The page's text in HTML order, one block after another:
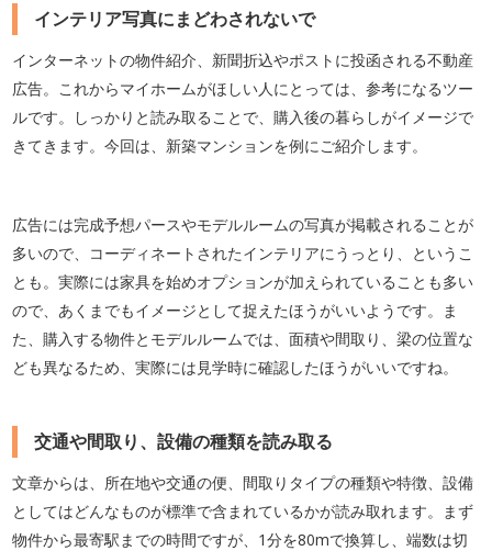
インテリア写真にまどわされないで
インターネットの物件紹介、新聞折込やポストに投函される不動産
広告。これからマイホームがほしい人にとっては、参考になるツー
ルです。しっかりと読み取ることで、購入後の暮らしがイメージで
きてきます。今回は、新築マンションを例にご紹介します。
広告には完成予想パースやモデルルームの写真が掲載されることが
多いので、コーディネートされたインテリアにうっとり、というこ
とも。実際には家具を始めオプションが加えられていることも多い
ので、あくまでもイメージとして捉えたほうがいいようです。ま
た、購入する物件とモデルルームでは、面積や間取り、梁の位置な
ども異なるため、実際には見学時に確認したほうがいいですね。
交通や間取り、設備の種類を読み取る
文章からは、所在地や交通の便、間取りタイプの種類や特徴、設備
としてはどんなものが標準で含まれているかが読み取れます。まず
物件から最寄駅までの時間ですが、1分を80mで換算し、端数は切